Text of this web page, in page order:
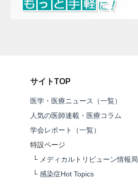
サイトTOP
医学・医療ニュース（一覧）
人気の医師連載・医療コラム
学会レポート（一覧）
特設ページ
└ メディカルトリビューン情報局
└ 感染症Hot Topics